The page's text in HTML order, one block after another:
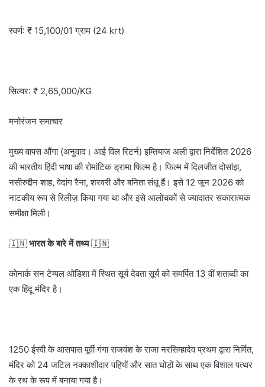
स्वर्ण: ₹ 15,100/01 ग्राम (24 krt)
सिल्वर: ₹ 2,65,000/KG
मनोरंजन समाचार
मुख्य वापस औंगा (अनुवाद। आई विल रिटर्न) इम्तियाज अली द्वारा निर्देशित 2026
की भारतीय हिंदी भाषा की रोमांटिक ड्रामा फिल्म है। फिल्म में दिलजीत दोसांझ,
नसीरुद्दीन शाह, वेदांग रैना, शरवरी और बनिता संधू हैं। इसे 12 जून 2026 को
नाटकीय रूप से रिलीज़ किया गया था और इसे आलोचकों से ज्यादातर सकारात्मक
समीक्षा मिली।
🇮🇳 भारत के बारे में तथ्य🇮🇳
कोनार्क सन टेम्पल ओडिशा में स्थित सूर्य देवता सूर्य को समर्पित 13 वीं शताब्दी का
एक हिंदू मंदिर है।
1250 ईस्वी के आसपास पूर्वी गंगा राजवंश के राजा नरसिम्हादेव प्रथम द्वारा निर्मित,
मंदिर को 24 जटिल नक्काशीदार पहियों और सात घोड़ों के साथ एक विशाल पत्थर
के रथ के रूप में बनाया गया है।